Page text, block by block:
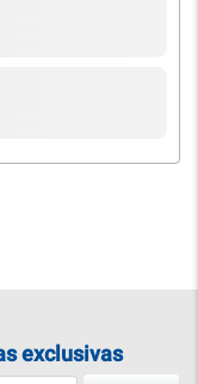
exclusivas